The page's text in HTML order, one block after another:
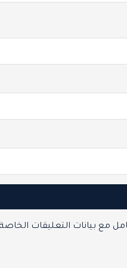
مع بيانات التعليقات